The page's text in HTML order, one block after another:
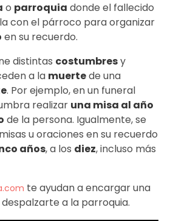
o parroquia donde el fallecido
con el párroco para organizar
en su recuerdo.
distintas costumbresy
a la muertede una
. Por ejemplo, en un funeral
realizar una misa al año
de la persona. Igualmente, se
u oraciones en su recuerdo
años, a los diez, incluso más
te ayudan a encargar una
a la parroquia.